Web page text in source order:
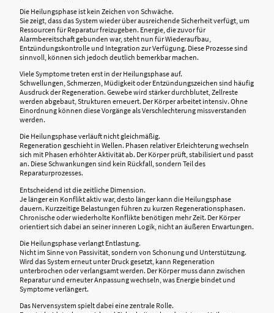
Die Heilungsphase ist kein Zeichen von Schwäche.
Sie zeigt, dass das System wieder über ausreichende Sicherheit verfügt, um
Ressourcen für Reparatur freizugeben. Energie, die zuvor für
Alarmbereitschaft gebunden war, steht nun für Wiederaufbau,
Entzündungskontrolle und Integration zur Verfügung. Diese Prozesse sind
sinnvoll, können sich jedoch deutlich bemerkbar machen.
Viele Symptome treten erst in der Heilungsphase auf.
Schwellungen, Schmerzen, Müdigkeit oder Entzündungszeichen sind häufig
Ausdruck der Regeneration. Gewebe wird stärker durchblutet, Zellreste
werden abgebaut, Strukturen erneuert. Der Körper arbeitet intensiv. Ohne
Einordnung können diese Vorgänge als Verschlechterung missverstanden
werden.
Die Heilungsphase verläuft nicht gleichmäßig.
Regeneration geschieht in Wellen. Phasen relativer Erleichterung wechseln
sich mit Phasen erhöhter Aktivität ab. Der Körper prüft, stabilisiert und passt
an. Diese Schwankungen sind kein Rückfall, sondern Teil des
Reparaturprozesses.
Entscheidend ist die zeitliche Dimension.
Je länger ein Konflikt aktiv war, desto länger kann die Heilungsphase
dauern. Kurzzeitige Belastungen führen zu kurzen Regenerationsphasen.
Chronische oder wiederholte Konflikte benötigen mehr Zeit. Der Körper
orientiert sich dabei an seiner inneren Logik, nicht an äußeren Erwartungen.
Die Heilungsphase verlangt Entlastung.
Nicht im Sinne von Passivität, sondern von Schonung und Unterstützung.
Wird das System erneut unter Druck gesetzt, kann Regeneration
unterbrochen oder verlangsamt werden. Der Körper muss dann zwischen
Reparatur und erneuter Anpassung wechseln, was Energie bindet und
Symptome verlängert.
Das Nervensystem spielt dabei eine zentrale Rolle.